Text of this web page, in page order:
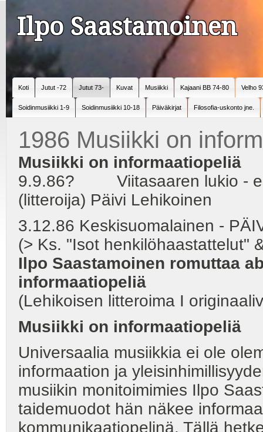
Ilpo Saastamoinen
Koti Jutut -72 Jutut 73- Kuvat Musiikki Kajaani BB 74-80 Velho
Soidinmusiikki 1-9 Soidinmusiikki 10-18 Päiväkirjat Filosofia-uskonto jne.
1986 Musiikki on
Musiikki on informaatiopeliä
9.9.86? Viitasaaren lukio -
(litteroija) Päivi Lehikoinen
3.12.86 Keskisuomalainen -
(> Ks. "Isot henkilöhaastattelut"
Ilpo Saastamoinen romuttaa
informaatiopeliä
(Lehikoisen litteroima I
Musiikki on informaatiopeliä
Universaalia musiikkia ei ole
informaation ja
musiikin monitoimimies Ilpo
taidemuodot hän näkee
kommunikaatiopelinä. Tällä